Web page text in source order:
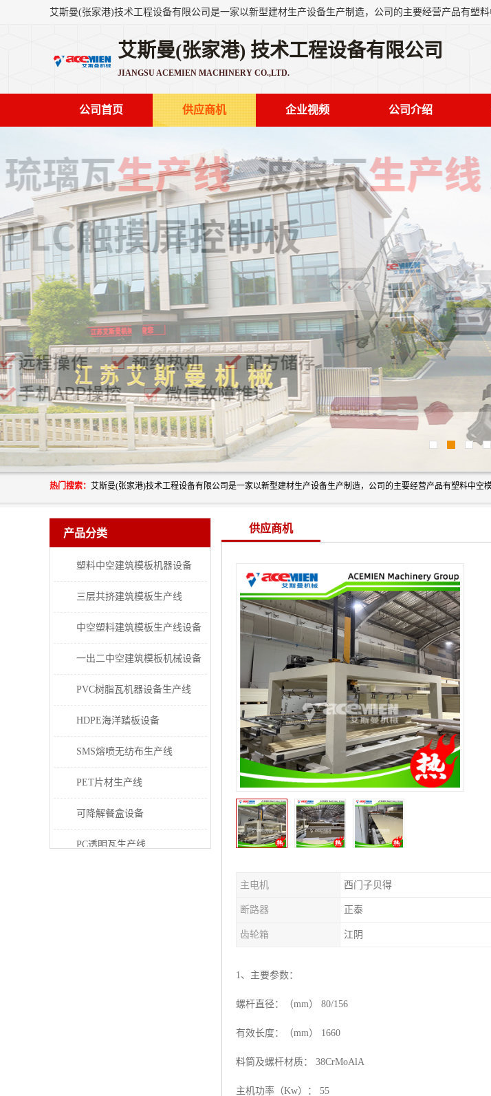
艾斯曼(张家港) 技术工程设备有限公司
JIANGSU ACEMIEN MACHINERY CO.,LTD.
公司首页 供应商机 企业视频 公司介绍
热门搜索：
产品分类
塑料中空建筑模板机器设备
三层共挤建筑模板生产线
中空塑料建筑模板生产线设备
一出二中空建筑模板机械设备
PVC树脂瓦机器设备生产线
HDPE海洋踏板设备
SMS熔喷无纺布生产线
PET片材生产线
可降解餐盒设备
PC透明瓦生产线
供应商机
主电机 西门子贝得
断路器 正泰
齿轮箱 江阴
1、主要参数：
螺杆直径：（mm） 80/156
有效长度：（mm） 1660
料筒及螺杆材质： 38CrMoAlA
主机功率（Kw）： 55